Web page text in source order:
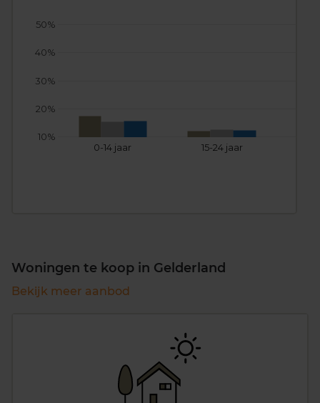
0-14 jaar 15-24 jaar
10%
20%
30%
40%
50%
Woningen te koop in Gelderland
Bekijk meer aanbod